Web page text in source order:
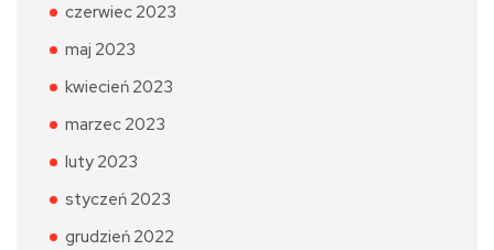
czerwiec 2023
maj 2023
kwiecień 2023
marzec 2023
luty 2023
styczeń 2023
grudzień 2022